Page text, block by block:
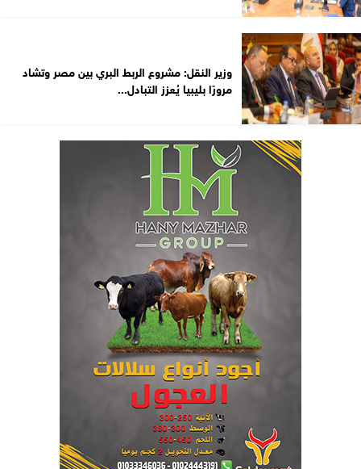
وزير النقل: مشروع الربط البري بين مصر وتشاد
مرورًا بليبيا يُعزز التبادل...